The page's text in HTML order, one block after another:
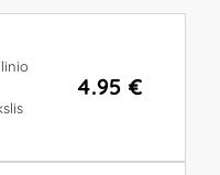
4.95 €